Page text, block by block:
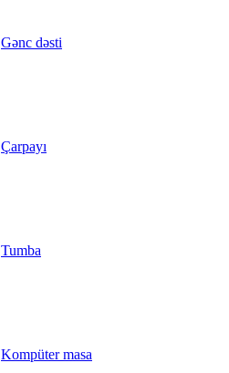
Gənc dəsti
Çarpayı
Tumba
Kompüter masa